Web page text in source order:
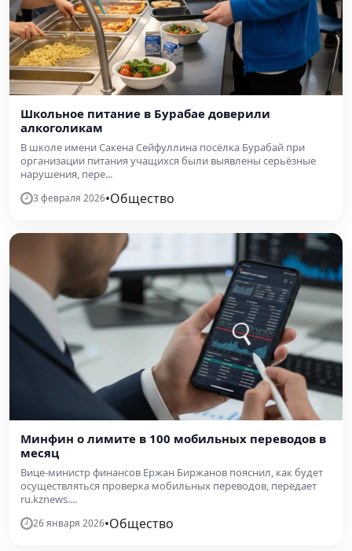
Школьное питание в Бурабае доверили
алкоголикам
В школе имени Сакена Сейфуллина посёлка Бурабай при
организации питания учащихся были выявлены серьёзные
нарушения, пере...
3 февраля 2026•Общество
Минфин о лимите в 100 мобильных переводов в
месяц
Вице-министр финансов Ержан Биржанов пояснил, как будет
осуществляться проверка мобильных переводов, передает
ru.kznews....
26 января 2026•Общество